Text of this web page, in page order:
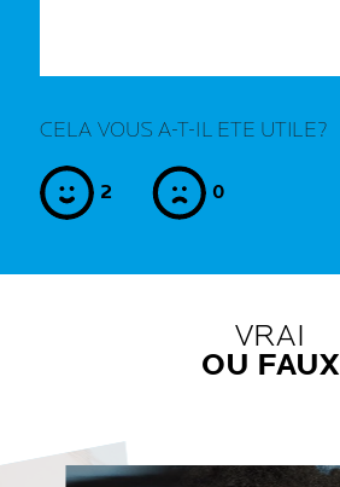
CELA VOUS A-T-IL ETE UTILE?
yes2 no 0
VRAI
OU FAUX